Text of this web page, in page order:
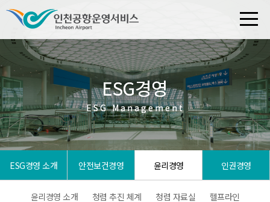
ESG경영 소개 안전보건경영 윤리경영 인권경영
ESG경영
ESG Management
윤리경영 소개 청렴 추진 체계 청렴 자료실 헬프라인
ESG경영
ESG Management